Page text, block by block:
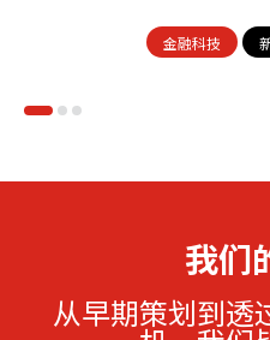
金融科技
我们
从早期策划到透